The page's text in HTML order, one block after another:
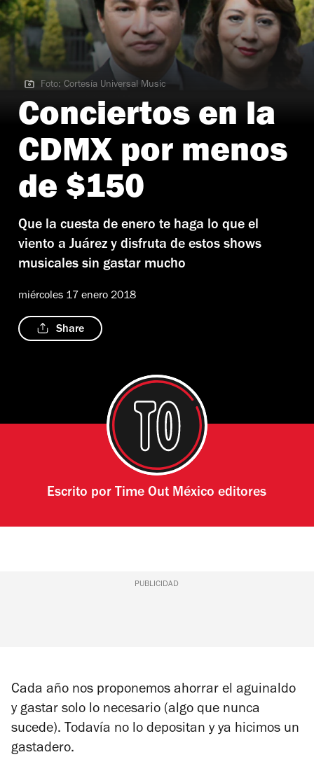
Foto: Cortesía Universal Music
Foto: Cortesía Universal Music
Conciertos en la
CDMX por menos
de $150
Que la cuesta de enero te haga lo que el
viento a Juárez y disfruta de estos shows
musicales sin gastar mucho
miércoles 17 enero 2018
Share
Escrito por Time Out México editores
PUBLICIDAD
Cada año nos proponemos ahorrar el aguinaldo
y gastar solo lo necesario (algo que nunca
sucede). Todavía no lo depositan y ya hicimos un
gastadero.